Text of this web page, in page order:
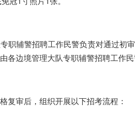
职辅警招聘工作民警负责对通过初
各边境管理大队专职辅警招聘工作
复审后，组织开展以下招考流程：